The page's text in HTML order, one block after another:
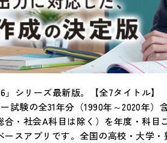
シリーズ最新版。【全7タイトル】
試験の全31年分（1990年～2020年）
・社会A科目は除く）を年度・科目
スアプリです。全国の高校・大学